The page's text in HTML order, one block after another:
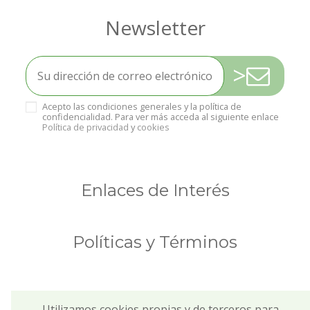
>
Acepto las condiciones generales y la política de
confidencialidad. Para ver más acceda al siguiente enlace
Política de privacidad ycookies
Enlaces de Interés
Políticas y Términos